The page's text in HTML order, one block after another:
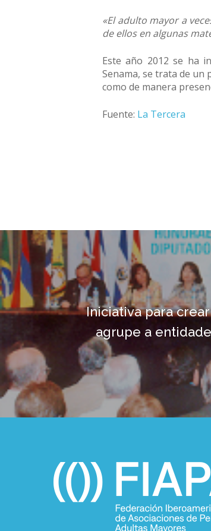
«El adulto mayor a
de ellos en algunas
Este año 2012 se ha
Senama, se trata de un
como de manera
Fuente: La Tercera
Iniciativa para
agrupe a